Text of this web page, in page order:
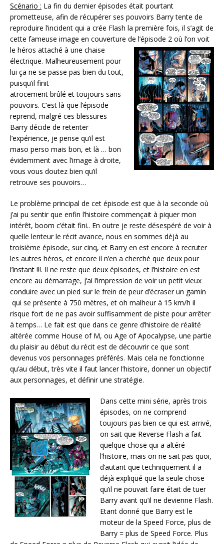
Scénario : La fin du dernier épisodes était pourtant
prometteuse, afin de récupérer ses pouvoirs Barry tente de
reproduire l’incident qui a crée Flash la première fois, il s’agit de
cette fameuse image en couverture de l’épisode 2 où l’on voit
le héros attaché à une chaise
électrique. Malheureusement pour
lui ça ne se passe pas bien du tout,
puisqu’il finit
atrocement brûlé et toujours sans
pouvoirs. C’est là que l’épisode
reprend, malgré ces blessures
Barry décide de retenter
l’expérience, je pense qu’il est
maso perso mais bon, et là … bon
évidemment avec l’image à droite,
vous vous doutez bien qu’il
retrouve ses pouvoirs…
Le problème principal de cet épisode est que à la seconde où
j’ai pu sentir que enfin l’histoire commençait à piquer mon
intérêt, boom c’était fini.. En outre je reste désespéré de voir à
quelle lenteur le récit avance, nous en sommes déjà au
troisième épisode, sur cinq, et Barry en est encore à recruter
les autres héros, et encore il n’en a cherché que deux pour
l’instant !!!. Il ne reste que deux épisodes, et l’histoire en est
encore au démarrage, j’ai l’impression de voir un petit vieux
conduire avec un pied sur le frein de peur d’écraser un gamin
qui se présente à 750 mètres, et oh malheur à 15 km/h il
risque fort de ne pas avoir suffisamment de piste pour arrêter
à temps… Le fait est que dans ce genre d’histoire de réalité
altérée comme House of M, ou Age of Apocalypse, une partie
du plaisir au début du récit est de découvrir ce que sont
devenus vos personnages préférés. Mais cela ne fonctionne
qu’au début, très vite il faut lancer l’histoire, donner un objectif
aux personnages, et définir une stratégie.
Dans cette mini série, après trois
épisodes, on ne comprend
toujours pas bien ce qui est arrivé,
on sait que Reverse Flash a fait
quelque chose qui a altéré
l’histoire, mais on ne sait pas quoi,
d’autant que techniquement il a
déjà expliqué que la seule chose
qu’il ne pouvait faire était de tuer
Barry avant qu’il ne devienne Flash.
Etant donné que Barry est le
moteur de la Speed Force, plus de
Barry = plus de Speed Force. Plus